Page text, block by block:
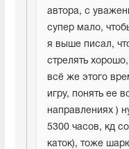
автора, с
супер мало,
я выше писал,
стрелять
всё же этого
игру, понять ее
направлениях )
5300 часов, кд
каток), тоже